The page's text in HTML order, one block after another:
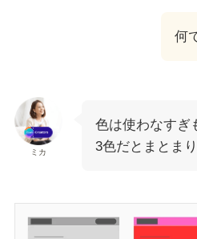
何
ミカ
色は使わなすぎ
3色だとまとま